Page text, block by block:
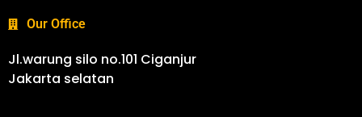
Our Office
Jl.warung silo no.101 Ciganjur
Jakarta selatan